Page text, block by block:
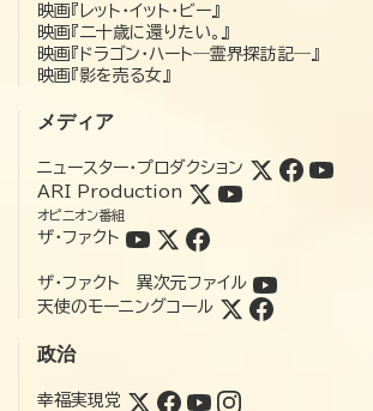
映画『レット・イット・ビー』
映画『二十歳に還りたい。』
映画『ドラゴン・ハート―霊界探訪記―』
映画『影を売る女』
メディア
ニュースター・プロダクション
ARI Production
オピニオン番組
ザ・ファクト
ザ・ファクト 異次元ファイル
天使のモーニングコール
政治
幸福実現党